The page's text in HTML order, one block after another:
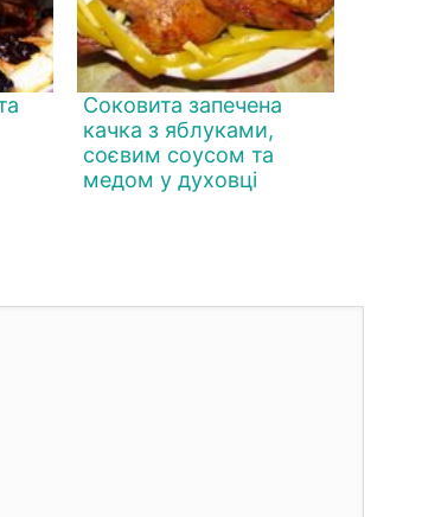
Соковита запечена
качка з яблуками,
соєвим соусом та
медом у духовці